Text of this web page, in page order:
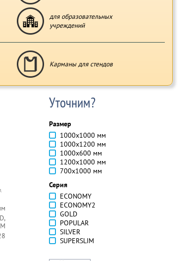
для образовательных
учреждений
Карманы для стендов
Уточним?
Размер
1000х1000 мм
1000х1200 мм
1000х600 мм
1200х1000 мм
700х1000 мм
Серия
ECONOMY
ECONOMY2
GOLD
POPULAR
SILVER
SUPERSLIM